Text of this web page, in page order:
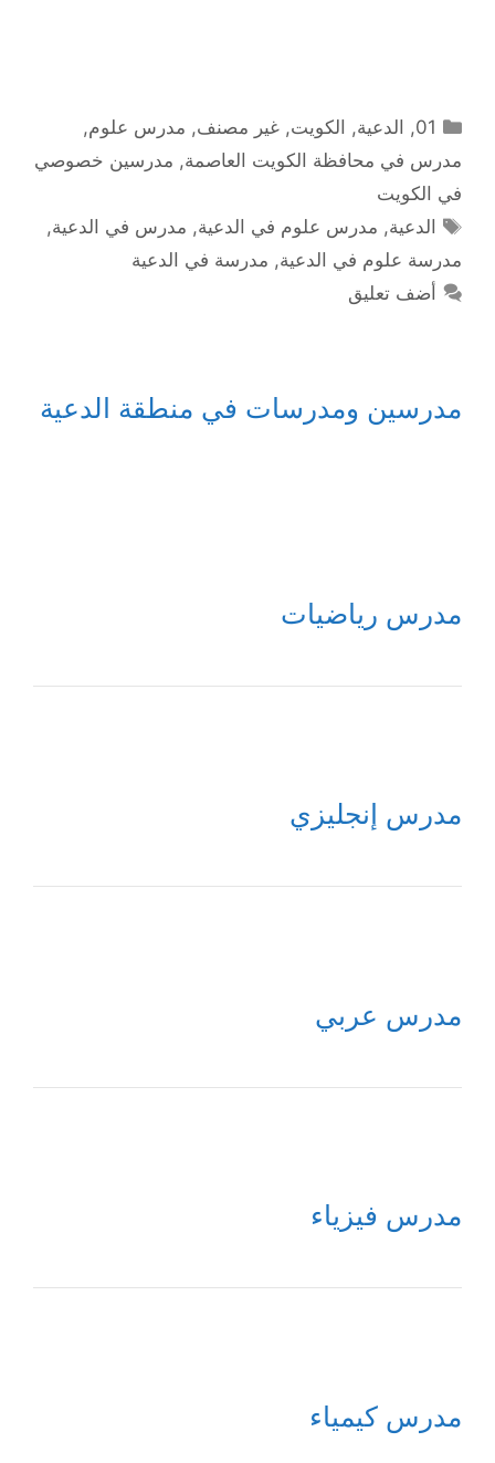
التصنيفات
01
, الدعية, الكويت,غير مصنف, مدرس علوم,
مدرس في محافظة الكويت العاصمة, مدرسين خصوصي
في الكويت
الوسوم
الدعية, مدرس علوم في الدعية, مدرس في الدعية,
مدرسة علوم في الدعية, مدرسة في الدعية
أضف تعليق
مدرسين ومدرسات في منطقة الدعية
مدرس رياضيات
مدرس إنجليزي
مدرس عربي
مدرس فيزياء
مدرس كيمياء